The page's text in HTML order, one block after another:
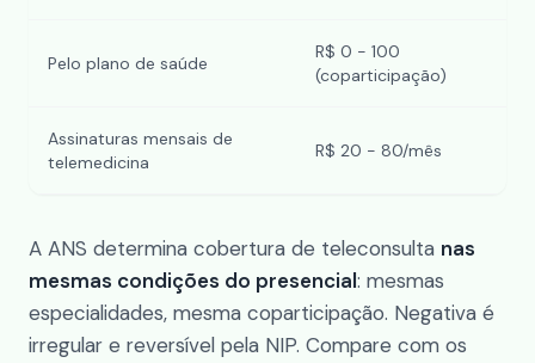
Pelo plano de saúde
R$ 0 - 100
(coparticipação)
Assinaturas mensais de
telemedicina
R$ 20 - 80/mês
A ANS determina cobertura de teleconsulta nas
mesmas condições do presencial: mesmas
especialidades, mesma coparticipação. Negativa é
irregular e reversível pela NIP. Compare com os